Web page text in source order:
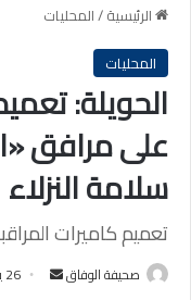
الرئيسية/المحليات
المحليات
الحويلة:
على مرافق
سلامة النزلاء
تعميم كاميرات
صحيفة الوفاق
أرسل 26 يناير، 2026